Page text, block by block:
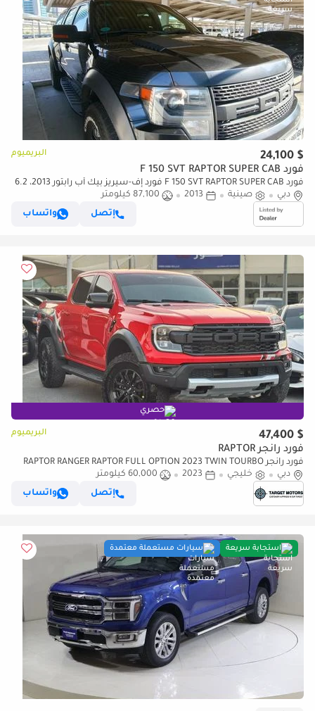
$ 24,100 البريميوم
فورد F 150 SVT RAPTOR SUPER CAB
فورد F 150 SVT RAPTOR SUPER CAB فورد إف-سيريز بيك أب رابتور 2013، 6.2
لتر دبي صينية 2013
87,100 كيلومتر
إتصل
واتساب
حصري
$ 47,400 البريميوم
فورد رانجر RAPTOR
فورد رانجر RAPTOR RANGER RAPTOR FULL OPTION 2023 TWIN TOURBO
MODEL RED COLOUR
دبي خليجي 2023
60,000 كيلومتر
إتصل
واتساب
استجابة سريعة سيارات مستعملة معتمدة